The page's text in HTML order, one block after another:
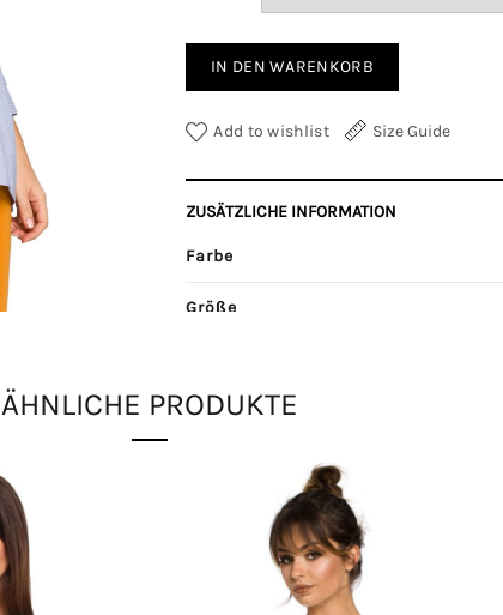
IN DEN WARENKORB
Add to wishlist Size Guide
ZUSÄTZLICHE INFORMATION
Farbe
Größe
ÄHNLICHE PRODUKTE